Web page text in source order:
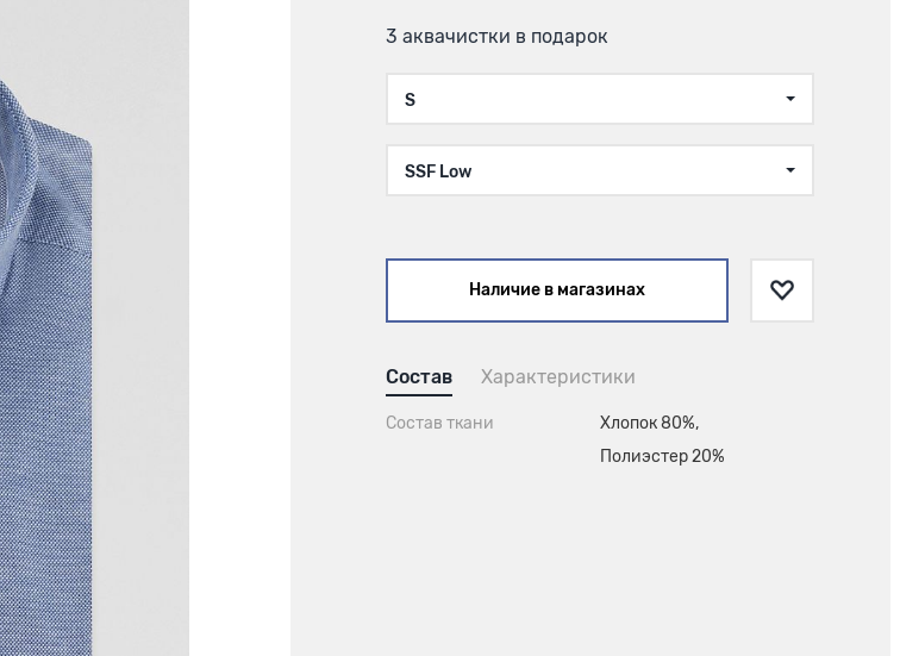
3 аквачистки в подарок
S
SSF Low
Наличие в магазинах
Состав Характеристики
Состав ткани
Хлопок 80%,
Полиэстер 20%